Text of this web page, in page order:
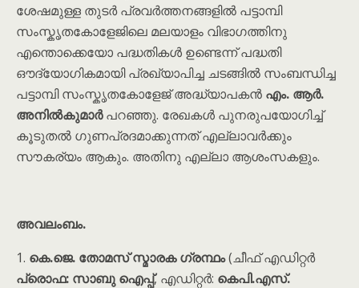
ശേഷമുള്ള തുടർ പ്രവർത്തനങ്ങളിൽ പട്ടാമ്പി
സംസ്കൃതകോളേജിലെ മലയാളം വിഭാഗത്തിനു
എന്തൊക്കെയോ പദ്ധതികൾ ഉണ്ടെന്ന് പദ്ധതി
ഔദ്യോഗികമായി പ്രഖ്യാപിച്ച ചടങ്ങിൽ സംബന്ധിച്ച
പട്ടാമ്പി സംസ്കൃതകോളേജ് അദ്ധ്യാപകൻ എം. ആർ.
അനിൽകുമാർപറഞ്ഞു. രേഖകൾ പുനരുപയോഗിച്ച്
കൂടുതൽ ഗുണപ്രദമാക്കുന്നത് എല്ലാവർക്കും
സൗകര്യം ആകും. അതിനു എല്ലാ ആശംസകളും.
അവലംബം.
1. കെ.ജെ. തോമസ് സ്മാരക ഗ്രന്ഥം(ചീഫ് എഡിറ്റർ
പ്രൊഫ: സാബു ഐപ്പ്, എഡിറ്റർ: കെപി.എസ്.